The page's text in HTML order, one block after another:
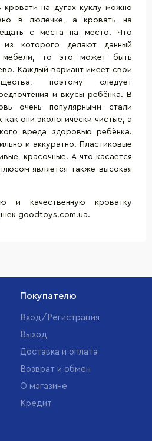
кровати на дугах куклу можно
в люлечке, а кровать на
с места на место. Что
из которого делают данный
мебели, то это может быть
Каждый вариант имеет свои
поэтому следует
и вкусы ребёнка. В
очень популярными стали
как они экологически чистые, а
вреда здоровью ребёнка.
и аккуратно. Пластиковые
красочные. А что касается
является также высокая
и качественную кроватку
goodtoys.com.ua.
Покупателю
Вход/Регистрация
Выход
Доставка и оплата
Возврат и обмен
О магазине
Кредит